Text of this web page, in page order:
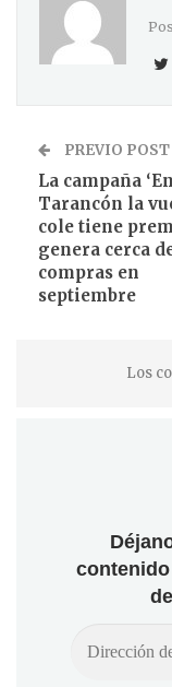
PREVIO POST
La campaña ‘En
Tarancón la
cole tiene
genera cerca
compras en
septiembre
Los